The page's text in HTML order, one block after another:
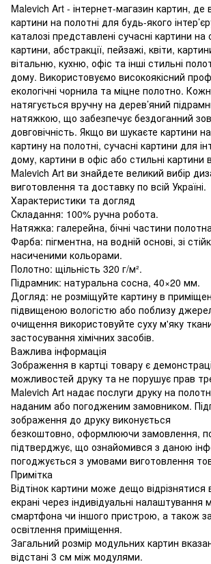
Malevich Art - інтернет-магазин картин,
картини на полотні для будь-якого
каталозі представлені сучасні картини на
картини, абстракції, пейзажі, квіти,
вітальню, кухню, офіс та інші стильні
дому. Використовуємо високоякісний
екологічні чорнила та міцне полотно.
натягується вручну на дерев’яний
натяжкою, що забезпечує бездоганний
довговічність. Якщо ви шукаєте картини
картину на полотні, сучасні картини для
дому, картини в офіс або стильні картини
Malevich Art ви знайдете великий вибір
виготовлення та доставку по всій Україні.
Характеристики та догляд
Складання: 100% ручна робота.
Натяжка: галерейна, бічні частини
Фарба: пігментна, на водній основі, зі
насиченими кольорами.
Полотно: щільність 320 г/м².
Підрамник: натуральна сосна, 40×20 мм.
Догляд: не розміщуйте картину в
підвищеною вологістю або поблизу
очищення використовуйте суху м'яку
застосування хімічних засобів.
Важлива інформація
Зображення в картці товару є
можливостей друку та не порушує прав
Malevich Art надає послуги друку на
наданим або погодженим замовником.
зображення до друку виконується
безкоштовно, оформлюючи замовлення,
підтверджує, що ознайомився з даною
погоджується з умовами виготовлення
Примітка
Відтінок картини може дещо відрізнятися
екрані через індивідуальні налаштування
смартфона чи іншого пристрою, а також
освітлення приміщення.
Загальний розмір модульних картин
відстані 3 см між модулями.